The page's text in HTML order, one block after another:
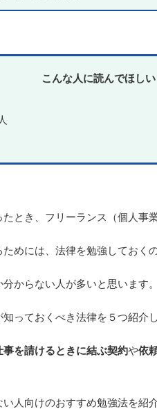
こんな人に読んでほしい
とき、フリーランス（個人事
めには、法律を勉強しておく
からない人が多いと思います。
っておくべき法律を５つ紹介し
事を請けるときに結ぶ契約や依
人向けのおすすめ勉強法を紹